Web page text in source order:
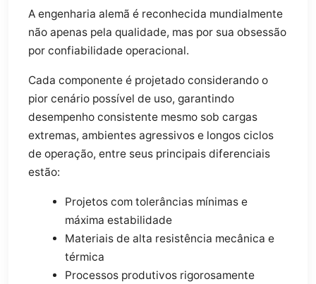
A engenharia alemã é reconhecida mundialmente
não apenas pela qualidade, mas por sua obsessão
por confiabilidade operacional.
Cada componente é projetado considerando o
pior cenário possível de uso, garantindo
desempenho consistente mesmo sob cargas
extremas, ambientes agressivos e longos ciclos
de operação, entre seus principais diferenciais
estão:
Projetos com tolerâncias mínimas e
máxima estabilidade
Materiais de alta resistência mecânica e
térmica
Processos produtivos rigorosamente